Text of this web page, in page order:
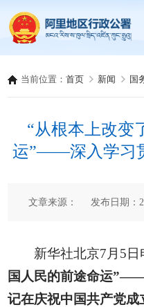
当前位置：首页 新闻 国
“从根本上改变
运”——深入学习
文章来源： 发布日期：
新华社北京7月5日
国人民的前途命运
记在庆祝中国共产党